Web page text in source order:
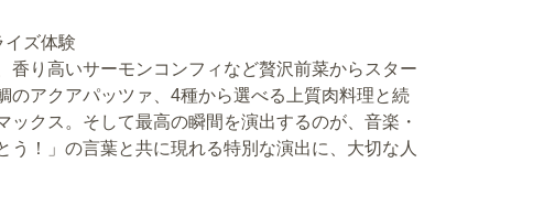
イズ体験
香り高いサーモンコンフィなど贅沢前菜からスター
のアクアパッツァ、4種から選べる上質肉料理と続
クス。そして最高の瞬間を演出するのが、音楽・
！」の言葉と共に現れる特別な演出に、大切な人